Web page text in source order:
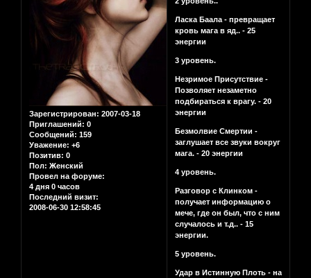
Зарегистрирован: 2007-03-18
Приглашений: 0
Сообщений: 159
Уважение: +6
Позитив: 0
Пол: Женский
Провел на форуме:
4 дня 0 часов
Последний визит:
2008-06-30 12:58:45
Ласка Баала - превращает
кровь мага в яд.. - 25
энергии
3 уровень.
Незримое Присутствие -
Позволяет незаметно
подбираться к врагу. - 20
энергии
Безмолвие Смертии -
заглушает все звуки вокруг
мага. - 20 энергии
4 уровень.
Разговор с Клинком -
получает информацию о
мече, где он был, что с ним
случалось и т.д.. - 15
энергии.
5 уровень.
Удар в Истинную Плоть - на